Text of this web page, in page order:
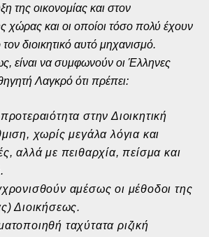
της οικονομίας και στον
χώρας και οι οποίοι τόσο πολύ έχουν
διοικητικό αυτό μηχανισμό.
είναι να συμφωνούν οι Έλληνες
Λαγκρό ότι πρέπει:
στην Διοικητική
χωρίς μεγάλα λόγια και
αλλά με πειθαρχία, πείσμα και
αμέσως οι μέθοδοι της
Διοικήσεως.
ταχύτατα ριζική